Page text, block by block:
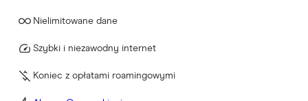
Nielimitowane dane
Szybki i niezawodny internet
Koniec z opłatami roamingowymi